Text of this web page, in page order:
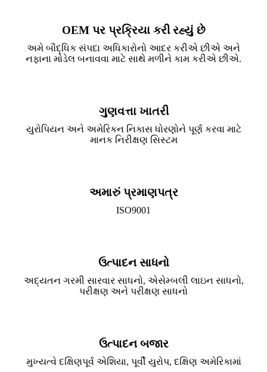
OEM પર પ્રક્રિયા કરી રહ્યું છે
અમે બૌદ્ધિક સંપદા અધિકારોનો આદર કરીએ છીએ અને
નફાના મોડેલ બનાવવા માટે સાથે મળીને કામ કરીએ છીએ.
ગુણવત્તા ખાતરી
યુરોપિયન અને અમેરિકન નિકાસ ધોરણોને પૂર્ણ કરવા માટે
માનક નિરીક્ષણ સિસ્ટમ
અમારું પ્રમાણપત્ર
ISO9001
ઉત્પાદન સાધનો
અદ્યતન ગરમી સારવાર સાધનો, એસેમ્બલી લાઇન સાધનો,
પરીક્ષણ અને પરીક્ષણ સાધનો
ઉત્પાદન બજાર
મુખ્યત્વે દક્ષિણપૂર્વ એશિયા, પૂર્વી યુરોપ, દક્ષિણ અમેરિકામાં